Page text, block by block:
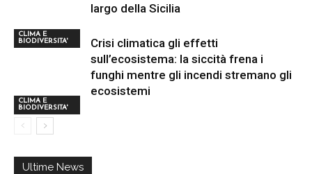
CLIMA E
BIODIVERSITA'
largo della Sicilia
CLIMA E
BIODIVERSITA'
Crisi climatica gli effetti
sull’ecosistema: la siccità frena i
funghi mentre gli incendi stremano gli
ecosistemi
Ultime News